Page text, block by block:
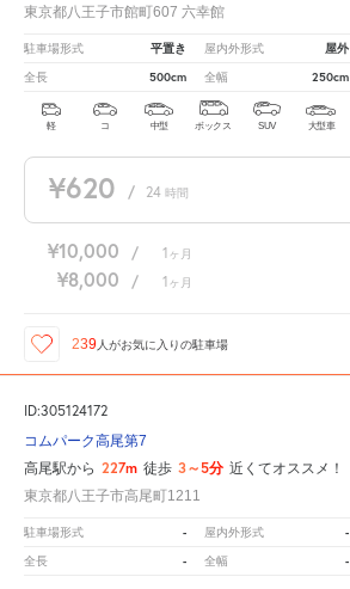
東京都八王子市館町607 六幸館
駐車場形式 平置き 屋内外形式 屋外
全長 500cm 全幅 250cm
軽 コ 中型 ボックス SUV 大型車
¥620 / 24 時間
¥10,000 / 1 ヶ月
¥8,000 / 1 ヶ月
239 人がお気に入りの駐車場
ID:305124172
コムパーク高尾第7
高尾駅から 227m 徒歩 3～5分 近くてオススメ！
東京都八王子市高尾町1211
駐車場形式 - 屋内外形式 -
全長 - 全幅 -